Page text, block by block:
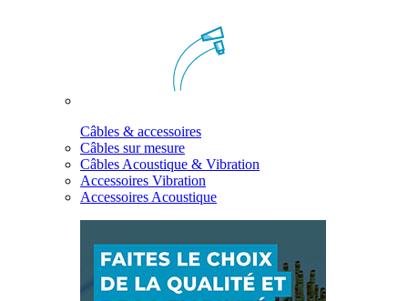
Câbles & accessoires
Câbles sur mesure
Câbles Acoustique & Vibration
Accessoires Vibration
Accessoires Acoustique